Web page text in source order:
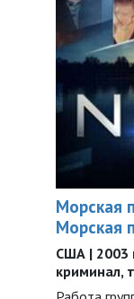
Морская
Морская
США | 2003
криминал,